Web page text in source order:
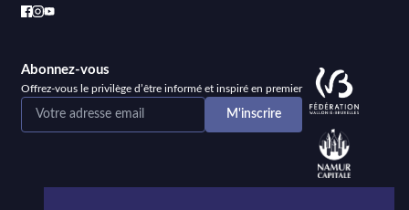
Abonnez-vous
Offrez-vous le privilège d’être informé et inspiré en premier